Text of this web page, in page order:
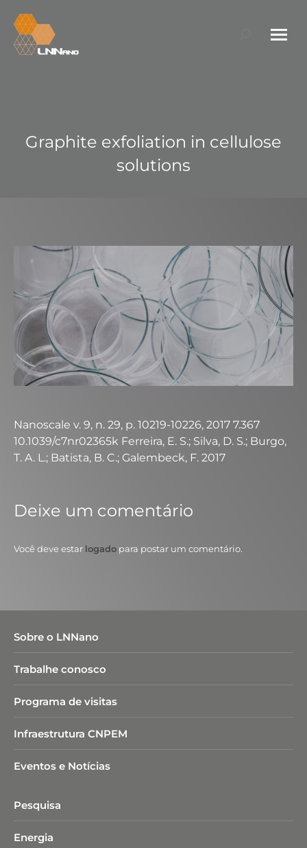
Search:
Graphite exfoliation in cellulose
solutions
Nanoscale v. 9, n. 29, p. 10219-10226, 2017 7.367
10.1039/c7nr02365k Ferreira, E. S.; Silva, D. S.; Burgo,
T. A. L.; Batista, B. C.; Galembeck, F. 2017
Deixe um comentário
Você deve estar logado para postar um comentário.
Sobre o LNNano
Trabalhe conosco
Programa de visitas
Infraestrutura CNPEM
Eventos e Notícias
Pesquisa
Energia